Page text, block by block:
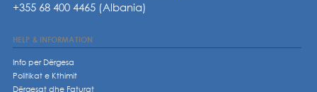
+355 68 400 4465 (Albania)
HELP & INFORMATION
Info per Dërgesa
Politikat e Kthimit
Dërgesat dhe Faturat